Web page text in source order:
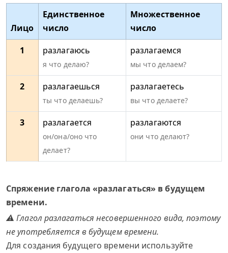
Лицо
Единственное
число
Множественное
число
1
разлагаюсь
я что делаю?
разлагаемся
мы что делаем?
2 разлагаешься
ты что делаешь?
разлагаетесь
вы что делаете?
3 разлагается
он/она/оно что
делает?
разлагаются
они что делают?
Спряжение глагола «разлагаться» в будущем
времени.
⚠ Глагол разлагаться несовершенного вида, поэтому
не употребляется в будущем времени.
Для создания будущего времени используйте